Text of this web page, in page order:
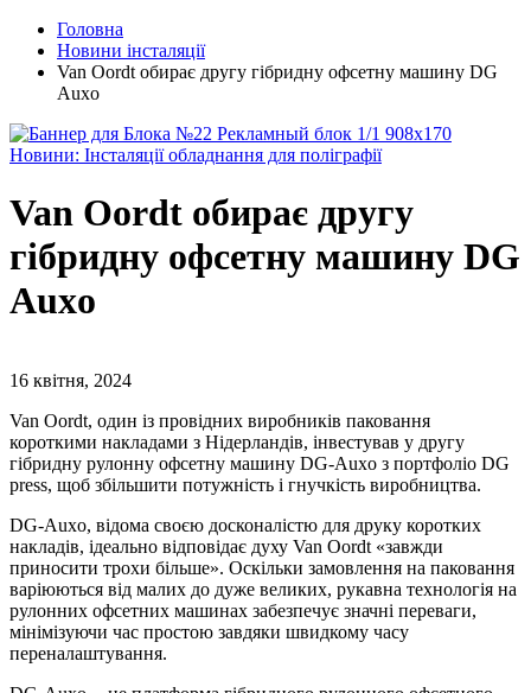
Головна
Новини інсталяції
Van Oordt обирає другу гібридну офсетну машину DG
Auxo
Новини: Інсталяції обладнання для поліграфії
Van Oordt обирає другу
гібридну офсетну машину DG
Auxo
16 квітня, 2024
Van Oordt, один із провідних виробників паковання
короткими накладами з Нідерландів, інвестував у другу
гібридну рулонну офсетну машину DG-Auxo з портфоліо DG
press, щоб збільшити потужність і гнучкість виробництва.
DG-Auxo, відома своєю досконалістю для друку коротких
накладів, ідеально відповідає духу Van Oordt «завжди
приносити трохи більше». Оскільки замовлення на паковання
варіюються від малих до дуже великих, рукавна технологія на
рулонних офсетних машинах забезпечує значні переваги,
мінімізуючи час простою завдяки швидкому часу
переналаштування.